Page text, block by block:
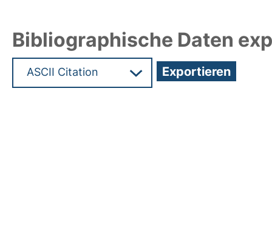
Bibliographische Daten